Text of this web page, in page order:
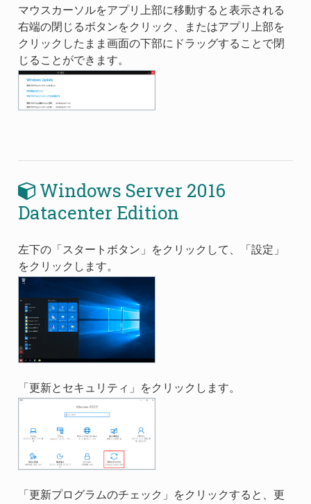
マウスカーソルをアプリ上部に移動すると表示される
右端の閉じるボタンをクリック、またはアプリ上部を
クリックしたまま画面の下部にドラッグすることで閉
じることができます。
Windows Server 2016
Datacenter Edition
左下の「スタートボタン」をクリックして、「設定」
をクリックします。
「更新とセキュリティ」をクリックします。
「更新プログラムのチェック」をクリックすると、更